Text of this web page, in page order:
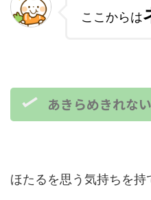
ここからは
あきらめきれな
ほたるを思う気持ちを持